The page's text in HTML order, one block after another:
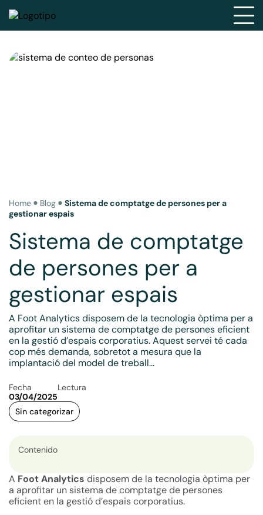
Home Blog
Sistema de comptatge de persones per a
gestionar espais
Sistema de comptatge
de persones per a
gestionar espais
A Foot Analytics disposem de la tecnologia òptima per a
aprofitar un sistema de comptatge de persones eficient
en la gestió d’espais corporatius. Aquest servei té cada
cop més demanda, sobretot a mesura que la
implantació del model de treball...
Fecha
03/04/2025
Lectura
Sin categorizar
Contenido
A Foot Analytics disposem de la tecnologia òptima per
a aprofitar un sistema de comptatge de persones
eficient en la gestió d’espais corporatius.